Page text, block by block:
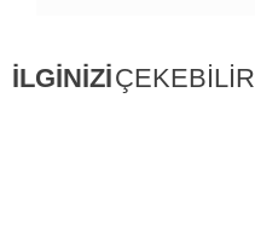
İLGİNİZİÇEKEBİLİR